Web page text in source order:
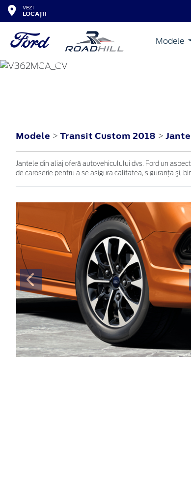
VEZI
LOCAȚII
Modele
TRANSIT CUSTOM
Modele > Transit Custom 2018 > Jante
Jantele din aliaj oferă autovehiculului dvs. Ford un
de caroserie pentru a se asigura calitatea, siguranţa şi,